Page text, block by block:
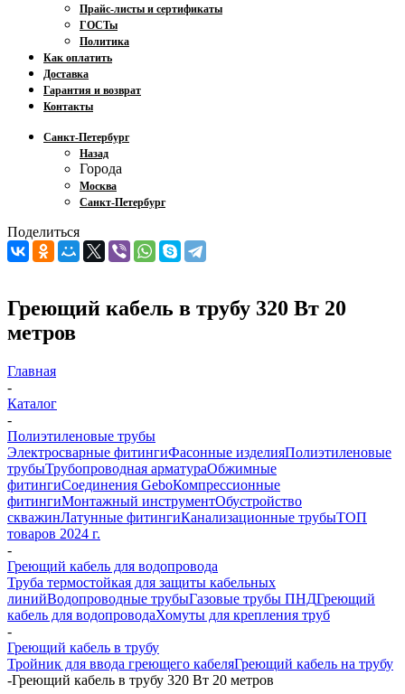
Прайс-листы и сертификаты
ГОСТы
Политика
Как оплатить
Доставка
Гарантия и возврат
Контакты
Санкт-Петербург
Назад
Города
Москва
Санкт-Петербург
Поделиться
Греющий кабель в трубу 320 Вт 20
метров
Главная
-
Каталог
-
Полиэтиленовые трубы
Электросварные фитингиФасонные изделияПолиэтиленовые
трубыТрубопроводная арматураОбжимные
фитингиСоединения GeboКомпрессионные
фитингиМонтажный инструментОбустройство
скважинЛатунные фитингиКанализационные трубыТОП
товаров 2024 г.
-
Греющий кабель для водопровода
Труба термостойкая для защиты кабельных
линийВодопроводные трубыГазовые трубы ПНДГреющий
кабель для водопроводаХомуты для крепления труб
-
Греющий кабель в трубу
Тройник для ввода греющего кабеляГреющий кабель на трубу
-Греющий кабель в трубу 320 Вт 20 метров